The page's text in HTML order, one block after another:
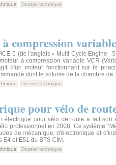
Dossier technique
compression variable
5 (de l'anglais « Multi Cycle Engine -
à compression variable VCR
d'un moteur fonctionnant sur le
dont le volume de la chambre
Dossier technique
pour vélo de
électrique pour vélo de route a fait son
professionnel en 2008. Ce système
de mécanique, d'électronique et
E4 et E51 du BTS CIM.
Dossier technique